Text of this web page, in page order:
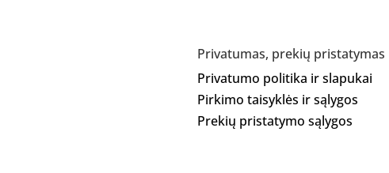
Privatumas, prekių pristatymas
Privatumo politika ir slapukai
Pirkimo taisyklės ir sąlygos
Prekių pristatymo sąlygos